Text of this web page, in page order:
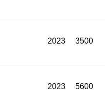
2023 3500
2023 5600